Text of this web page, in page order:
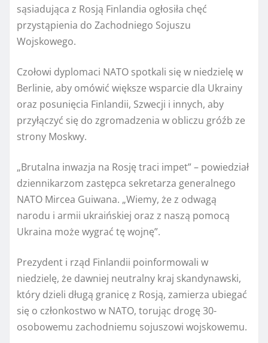
sąsiadująca z Rosją Finlandia ogłosiła chęć
przystąpienia do Zachodniego Sojuszu
Wojskowego.
Czołowi dyplomaci NATO spotkali się w niedzielę w
Berlinie, aby omówić większe wsparcie dla Ukrainy
oraz posunięcia Finlandii, Szwecji i innych, aby
przyłączyć się do zgromadzenia w obliczu gróźb ze
strony Moskwy.
„Brutalna inwazja na Rosję traci impet” – powiedział
dziennikarzom zastępca sekretarza generalnego
NATO Mircea Guiwana. „Wiemy, że z odwagą
narodu i armii ukraińskiej oraz z naszą pomocą
Ukraina może wygrać tę wojnę”.
Prezydent i rząd Finlandii poinformowali w
niedzielę, że dawniej neutralny kraj skandynawski,
który dzieli długą granicę z Rosją, zamierza ubiegać
się o członkostwo w NATO, torując drogę 30-
osobowemu zachodniemu sojuszowi wojskowemu.